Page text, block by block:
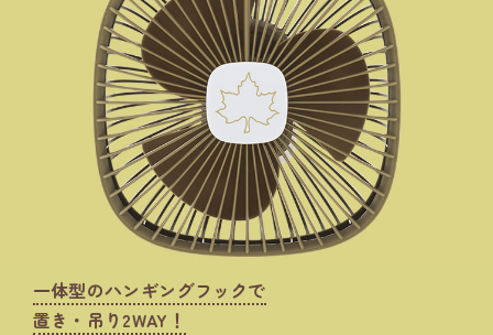
一体型のハンギングフックで
置き・吊り2WAY！